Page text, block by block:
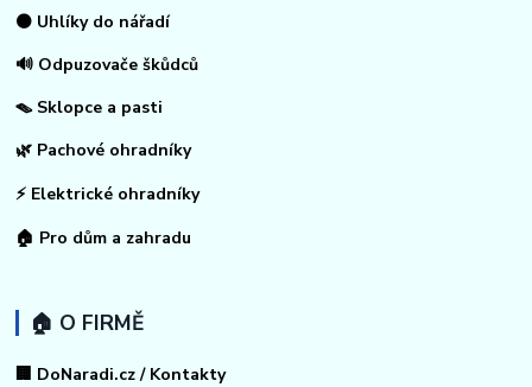
⚫ Uhlíky do nářadí
🔊 Odpuzovače škůdců
🪤 Sklopce a pasti
🌿 Pachové ohradníky
⚡ Elektrické ohradníky
🏠 Pro dům a zahradu
🏠 O FIRMĚ
🏢 DoNaradi.cz / Kontakty